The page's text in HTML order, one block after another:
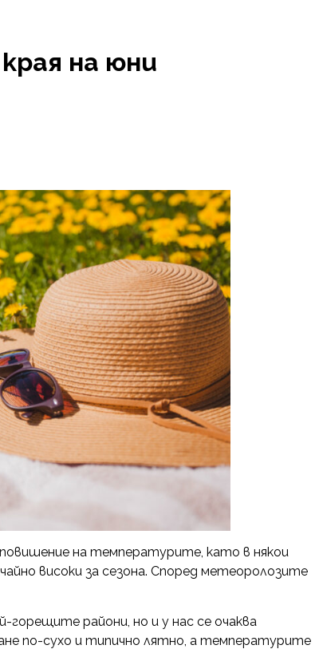
на юни
на температурите, като в някои
високи за сезона. Според метеоролозите
райони, но и у нас се очаква
по-сухо и типично лятно, а температурите